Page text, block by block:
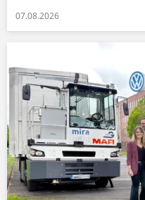
07.08.2026